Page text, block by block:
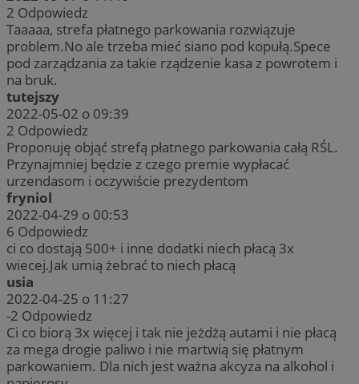
2 Odpowiedz
Taaaaa, strefa płatnego parkowania rozwiązuje
problem.No ale trzeba mieć siano pod kopułą.Spece
pod zarządzania za takie rządzenie kasa z powrotem i
na bruk.
tutejszy
2022-05-02 o 09:39
2 Odpowiedz
Proponuję objąć strefą płatnego parkowania całą RŚL.
Przynajmniej będzie z czego premie wypłacać
urzendasom i oczywiście prezydentom
fryniol
2022-04-29 o 00:53
6 Odpowiedz
ci co dostają 500+ i inne dodatki niech płacą 3x
wiecej.Jak umią żebrać to niech płacą
usia
2022-04-25 o 11:27
-2 Odpowiedz
Ci co biorą 3x więcej i tak nie jeżdżą autami i nie płacą
za mega drogie paliwo i nie martwią się płatnym
parkowaniem. Dla nich jest ważna akcyza na alkohol i